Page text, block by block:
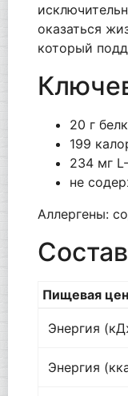
оказаться
который
20 г
199
234 мг
не
Аллергены:
Состав
Пищевая
Энергия
Энергия